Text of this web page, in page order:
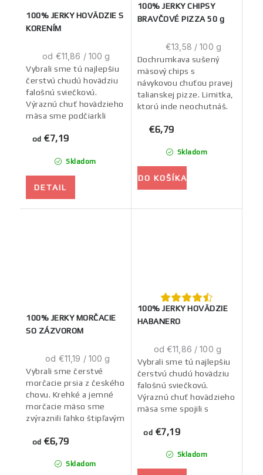
100% JERKY HOVÄDZIE S
KORENÍM
Skladom
od €7,19
Jednotková
cena:
od €11,86 / 100 g
DETAIL
Vybrali sme tú najlepšiu
čerstvú chudú hovädziu
falošnú sviečkovú.
Výraznú chuť hovädzieho
mäsa sme podčiarkli
korením. A na doladenie
100% JERKY CHIPSY
BRAVČOVÉ PIZZA 50 g
Skladom
€6,79
Jednotková
cena:
€13,58 / 100 g
DO KOŠÍKA
Dochrumkava sušený
mäsový chips s
návykovou chuťou pravej
talianskej pizze. Limitka,
ktorú inde neochutnáš.
100% JERKY MORČACIE
SO ZÁZVOROM
Skladom
od €6,79
Jednotková
cena:
od €11,19 / 100 g
Vybrali sme čerstvé
morčacie prsia z českého
chovu. Krehké a jemné
morčacie mäso sme
zvýraznili ľahko štipľavým
doladenie chuti sme
100% JERKY HOVÄDZIE
HABANERO
Skladom
od €7,19
Jednotková
cena:
od €11,86 / 100 g
Vybrali sme tú najlepšiu
čerstvú chudú hovädziu
falošnú sviečkovú.
Výraznú chuť hovädzieho
mäsa sme spojili s
papričkou Habanero. A